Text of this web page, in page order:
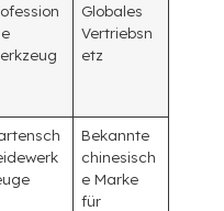
Globales
Vertriebsn
etz
Bekannte
chinesisch
e Marke
für